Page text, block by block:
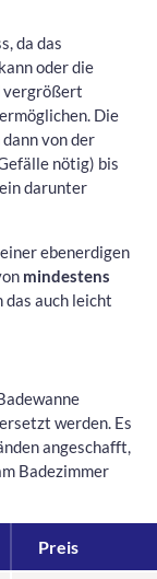
da das
oder die
vergrößert
Die
von der
nötig) bis
darunter
ebenerdigen
mindestens
das auch leicht
werden. Es
angeschafft,
Badezimmer
Preis